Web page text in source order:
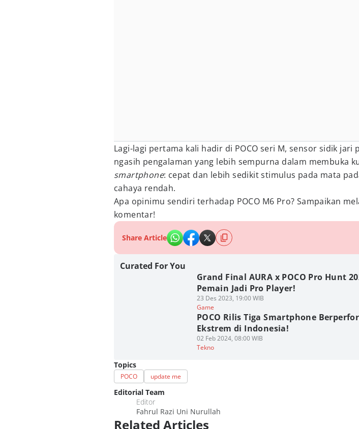
Lagi-lagi pertama kali hadir di POCO seri M, sensor sidik jari
ngasih pengalaman yang lebih sempurna dalam membuka
smartphone: cepat dan lebih sedikit stimulus pada mata
cahaya rendah.
Apa opinimu sendiri terhadap POCO M6 Pro? Sampaikan
komentar!
Share Article
Curated For You
Grand Final AURA x POCO Pro Hunt
Pemain Jadi Pro Player!
23 Des 2023, 19:00 WIB
Game
POCO Rilis Tiga Smartphone
Ekstrem di Indonesia!
02 Feb 2024, 08:00 WIB
Tekno
Topics
POCO update me
Editorial Team
Editor
Fahrul Razi Uni Nurullah
Related Articles